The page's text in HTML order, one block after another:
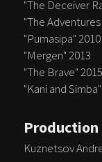
"The Deceiver
"The
"Pumasipa" 2010
"Mergen" 2013
"The Brave" 2015
"Kani and
Production
Kuznetsov